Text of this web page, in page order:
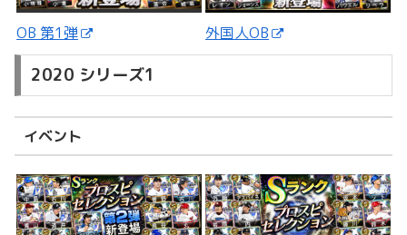
OB 第1弾 外国人OB
2020 シリーズ1
イベント